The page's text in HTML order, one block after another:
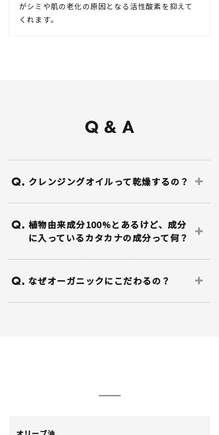
がシミや肌の老化の原因となる活性酸素を抑えて
くれます。
Q & A
Q. クレンジングオイルって乾燥するの？
イルは必要な皮脂まで取りすぎるため、乾
燥すると言われています。
お肌に必要な油分はしっかりと残しながら
Q. 植物由来成分100%とあるけど、成分
に入っているカタカナの成分って何？
植物由来の乳化成分です。オイルとの乳化
Q. なぜオーガニックにこだわるの？
の土地のバランスを崩すとともに、そこで
私たちは地球とその未来のことを真剣に受